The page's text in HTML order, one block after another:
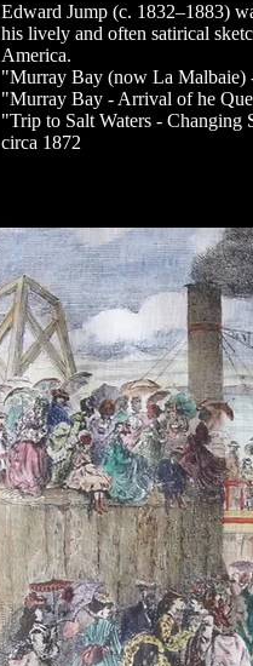
Edward Jump (c. 1832–1883)
his lively and often satirical
America.
"Murray Bay (now La
"Murray Bay - Arrival of he
​"Trip to Salt Waters - Changing
circa 1872